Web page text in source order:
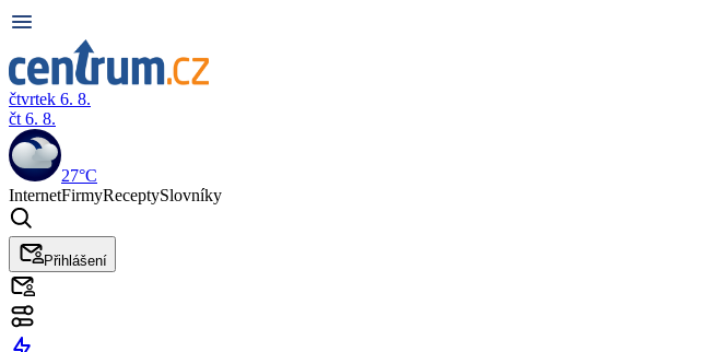
čtvrtek 6. 8.
čt 6. 8.
27°C
InternetFirmyReceptySlovníky
Přihlášení